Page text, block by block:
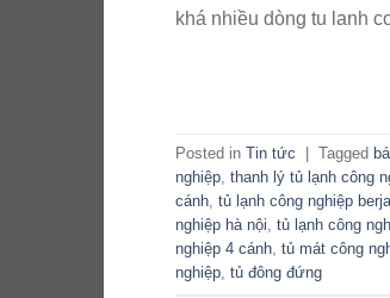
khá nhiều dòng tu lanh
Posted in Tin tức Tagged
nghiệp thanh lý tủ lạnh công
cánh tủ lạnh công nghiệp
nghiệp hà nội tủ lạnh công
nghiệp 4 cánh tủ mát công
nghiệp tủ đông đứng